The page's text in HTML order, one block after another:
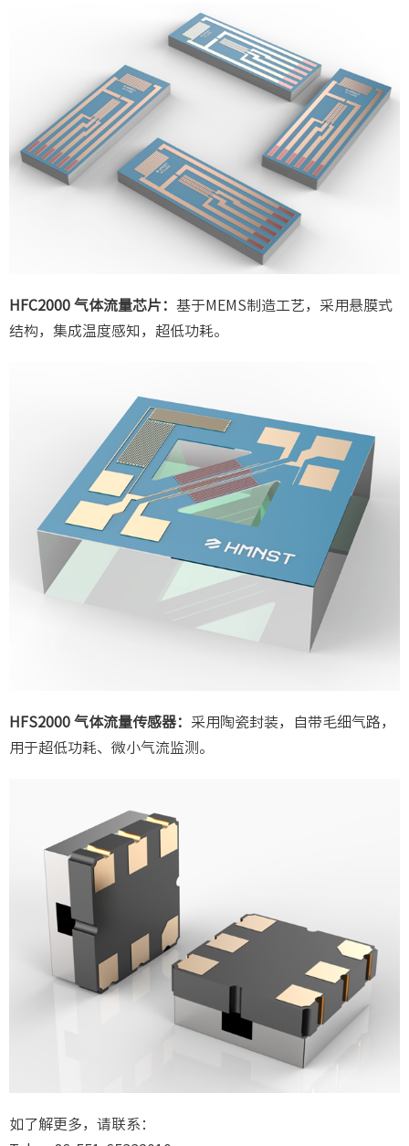
HFC2000 气体流量芯片： 基于MEMS制造工艺，采用悬膜式
结构，集成温度感知，超低功耗。
HFS2000 气体流量传感器： 采用陶瓷封装，自带毛细气路，
用于超低功耗、微小气流监测。
如了解更多，请联系：